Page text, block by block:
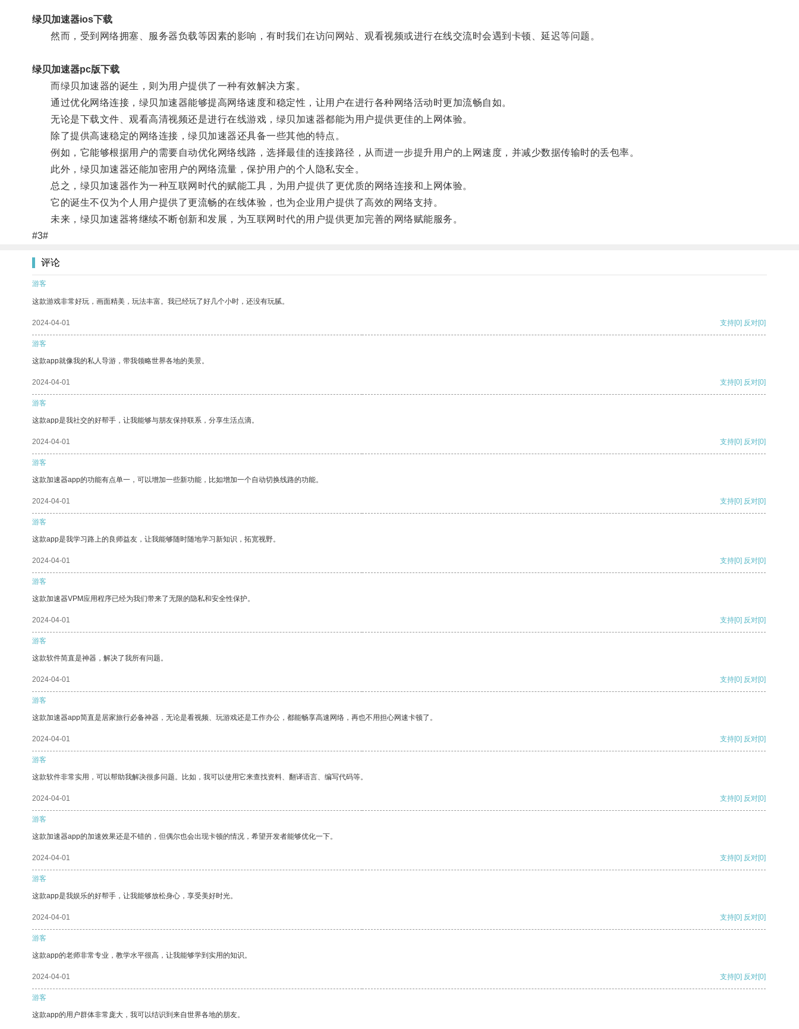
绿贝加速器ios下载
然而，受到网络拥塞、服务器负载等因素的影响，有时我们在访问网站、观看视频或进行在线交流时会遇到卡顿、延迟等问题。
绿贝加速器pc版下载
而绿贝加速器的诞生，则为用户提供了一种有效解决方案。
通过优化网络连接，绿贝加速器能够提高网络速度和稳定性，让用户在进行各种网络活动时更加流畅自如。
无论是下载文件、观看高清视频还是进行在线游戏，绿贝加速器都能为用户提供更佳的上网体验。
除了提供高速稳定的网络连接，绿贝加速器还具备一些其他的特点。
例如，它能够根据用户的需要自动优化网络线路，选择最佳的连接路径，从而进一步提升用户的上网速度，并减少数据传输时的丢包率。
此外，绿贝加速器还能加密用户的网络流量，保护用户的个人隐私安全。
总之，绿贝加速器作为一种互联网时代的赋能工具，为用户提供了更优质的网络连接和上网体验。
它的诞生不仅为个人用户提供了更流畅的在线体验，也为企业用户提供了高效的网络支持。
未来，绿贝加速器将继续不断创新和发展，为互联网时代的用户提供更加完善的网络赋能服务。
#3#
评论
游客
这款游戏非常好玩，画面精美，玩法丰富。我已经玩了好几个小时，还没有玩腻。
2024-04-01 支持[0] 反对[0]
游客
这款app就像我的私人导游，带我领略世界各地的美景。
2024-04-01 支持[0] 反对[0]
游客
这款app是我社交的好帮手，让我能够与朋友保持联系，分享生活点滴。
2024-04-01 支持[0] 反对[0]
游客
这款加速器app的功能有点单一，可以增加一些新功能，比如增加一个自动切换线路的功能。
2024-04-01 支持[0] 反对[0]
游客
这款app是我学习路上的良师益友，让我能够随时随地学习新知识，拓宽视野。
2024-04-01 支持[0] 反对[0]
游客
这款加速器VPM应用程序已经为我们带来了无限的隐私和安全性保护。
2024-04-01 支持[0] 反对[0]
游客
这款软件简直是神器，解决了我所有问题。
2024-04-01 支持[0] 反对[0]
游客
这款加速器app简直是居家旅行必备神器，无论是看视频、玩游戏还是工作办公，都能畅享高速网络，再也不用担心网速卡顿了。
2024-04-01 支持[0] 反对[0]
游客
这款软件非常实用，可以帮助我解决很多问题。比如，我可以使用它来查找资料、翻译语言、编写代码等。
2024-04-01 支持[0] 反对[0]
游客
这款加速器app的加速效果还是不错的，但偶尔也会出现卡顿的情况，希望开发者能够优化一下。
2024-04-01 支持[0] 反对[0]
游客
这款app是我娱乐的好帮手，让我能够放松身心，享受美好时光。
2024-04-01 支持[0] 反对[0]
游客
这款app的老师非常专业，教学水平很高，让我能够学到实用的知识。
2024-04-01 支持[0] 反对[0]
游客
这款app的用户群体非常庞大，我可以结识到来自世界各地的朋友。